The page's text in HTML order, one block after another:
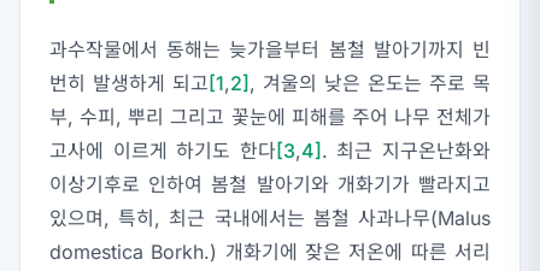
과수작물에서 동해는 늦가을부터 봄철 발아기까지 빈
번히 발생하게 되고[1,2], 겨울의 낮은 온도는 주로 목
부, 수피, 뿌리 그리고 꽃눈에 피해를 주어 나무 전체가
고사에 이르게 하기도 한다[3,4]. 최근 지구온난화와
이상기후로 인하여 봄철 발아기와 개화기가 빨라지고
있으며, 특히, 최근 국내에서는 봄철 사과나무(Malus
domestica Borkh.) 개화기에 잦은 저온에 따른 서리